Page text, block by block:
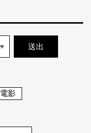
English
登入/註冊
電影